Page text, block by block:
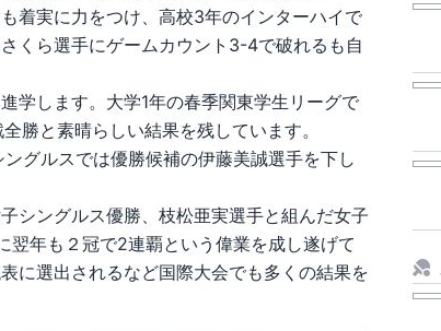
着実に力をつけ、高校3年のインターハイで
くら選手にゲームカウント3-4で破れるも自
学します。大学1年の春季関東学生リーグで
勝と素晴らしい結果を残しています。
グルスでは優勝候補の伊藤美誠選手を下し
シングルス優勝、枝松亜実選手と組んだ女子
翌年も２冠で2連覇という偉業を成し遂げて
に選出されるなど国際大会でも多くの結果を